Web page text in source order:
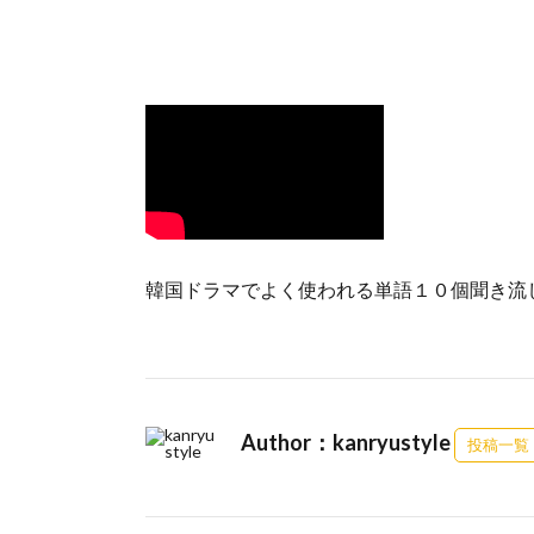
韓国ドラマでよく使われる単語１０個聞き流
Author：kanryustyle 投稿一覧